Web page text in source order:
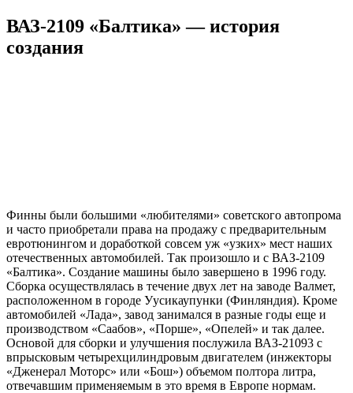
ВАЗ-2109 «Балтика» — история
создания
Финны были большими «любителями» советского автопрома
и часто приобретали права на продажу с предварительным
евротюнингом и доработкой совсем уж «узких» мест наших
отечественных автомобилей. Так произошло и с ВАЗ-2109
«Балтика». Создание машины было завершено в 1996 году.
Сборка осуществлялась в течение двух лет на заводе Валмет,
расположенном в городе Уусикаупунки (Финляндия). Кроме
автомобилей «Лада», завод занимался в разные годы еще и
производством «Саабов», «Порше», «Опелей» и так далее.
Основой для сборки и улучшения послужила ВАЗ-21093 с
впрысковым четырехцилиндровым двигателем (инжекторы
«Дженерал Моторс» или «Бош») объемом полтора литра,
отвечавшим применяемым в это время в Европе нормам.